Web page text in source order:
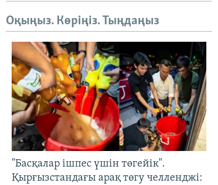
Оқыңыз. Көріңіз. Тыңдаңыз
"Басқалар ішпес үшін төгейік".
Қырғызстандағы арақ төгу челленджі: